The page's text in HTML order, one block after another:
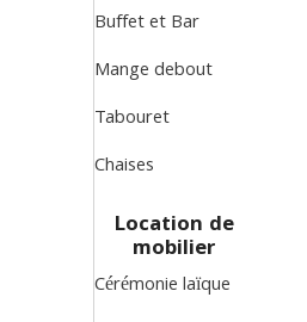
Buffet et Bar
Mange debout
Tabouret
Chaises
Location de
mobilier
Cérémonie laïque